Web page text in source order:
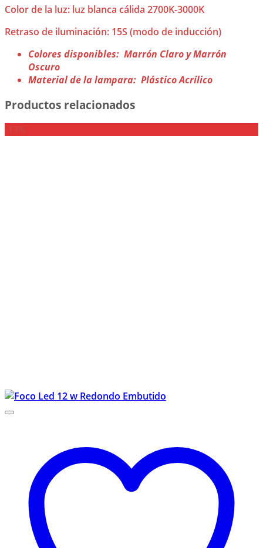
Color de la luz: luz blanca cálida 2700K-3000K
Retraso de iluminación: 15S (modo de inducción)
Colores disponibles: Marrón Claro y Marrón
Oscuro
Material de la lampara: Plástico Acrílico
Productos relacionados